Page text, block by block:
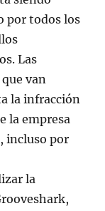
por todos los
Las
van
la infracción
la empresa
incluso por
la